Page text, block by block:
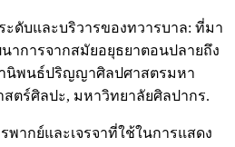
ระดับและบริวารของทวารบาล: ที่มา
าการจากสมัยอยุธยาตอนปลายถึง
นิพนธ์ปริญญาศิลปศาสตรมหา
ตร์ศิลปะ, มหาวิทยาลัยศิลปากร.
พากย์และเจรจาที่ใช้ในการแสดง